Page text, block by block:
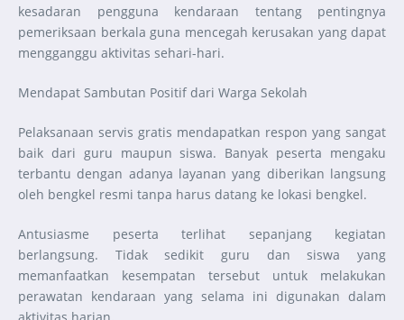
kesadaran pengguna kendaraan tentang pentingnya
pemeriksaan berkala guna mencegah kerusakan yang dapat
mengganggu aktivitas sehari-hari.
Mendapat Sambutan Positif dari Warga Sekolah
Pelaksanaan servis gratis mendapatkan respon yang sangat
baik dari guru maupun siswa. Banyak peserta mengaku
terbantu dengan adanya layanan yang diberikan langsung
oleh bengkel resmi tanpa harus datang ke lokasi bengkel.
Antusiasme peserta terlihat sepanjang kegiatan
berlangsung. Tidak sedikit guru dan siswa yang
memanfaatkan kesempatan tersebut untuk melakukan
perawatan kendaraan yang selama ini digunakan dalam
aktivitas harian.